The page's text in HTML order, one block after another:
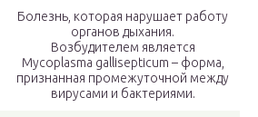
Болезнь, которая нарушает работу
органов дыхания.
Возбудителем является
Mycoplasma gallisepticum – форма,
признанная промежуточной между
вирусами и бактериями.